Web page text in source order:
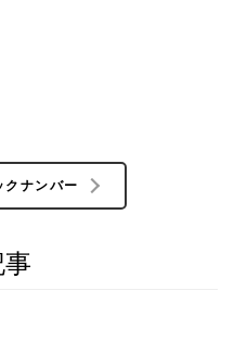
クナンバー